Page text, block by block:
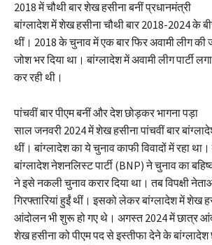
2018 में चौथी बार शेख हसीना बनीं प्रधानमंत्री
बांग्लादेश में शेख हसीना चौथी बार 2018-2024 के
थीं। 2018 के चुनाव में एक बार फिर अवामी लीग की
जोश भर दिया था। बांग्लादेश में अवामी लीग पार्टी
कर रही थी।
पांचवीं बार पीएम बनीं और देश छोड़कर भागना पड़ा
साल जनवरी 2024 में शेख हसीना पांचवीं बार
थीं। बांग्लादेश का ये चुनाव काफी विवादों में रहा
बांग्लादेश नेशनलिस्ट पार्टी (BNP) ने चुनाव का
ने इसे नकली चुनाव करार दिया था। तब विपक्षी
गिरफ्तारियां हुईं थीं। इसको लेकर बांग्लादेश में शेख
आंदोलन भी शुरू हो गए थे। अगस्त 2024 में छात्र
शेख हसीना को पीएम पद से इस्तीफा देने के